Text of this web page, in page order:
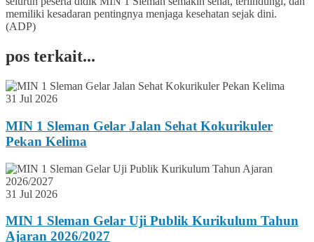
memiliki kesadaran pentingnya menjaga kesehatan sejak dini.
(ADP)
pos terkait...
31 Jul 2026
MIN 1 Sleman Gelar Jalan Sehat Kokurikuler
Pekan Kelima
31 Jul 2026
MIN 1 Sleman Gelar Uji Publik Kurikulum Tahun
Ajaran 2026/2027